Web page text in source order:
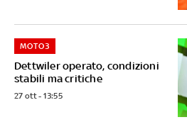
Dettwiler operato, condizioni
stabili ma critiche
MOTO3
27 ott - 13:55